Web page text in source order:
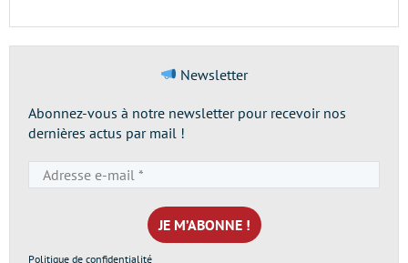
Newsletter
Abonnez-vous à notre newsletter pour recevoir nos
dernières actus par mail !
e-
mail
*
Politique de confidentialité